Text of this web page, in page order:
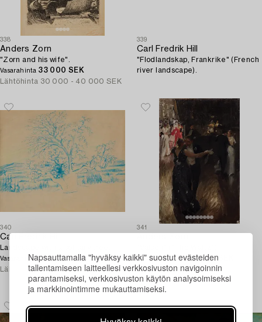
Napsauttamalla "hyväksy kaikki" suostut evästeiden
tallentamiseen laitteellesi verkkosivuston navigoinnin
parantamiseksi, verkkosivuston käytön analysoimiseksi
ja markkinointimme mukauttamiseksi.
338
Anders Zorn
"Zorn and his wife".
Vasarahinta 33 000 SEK
Lähtöhinta 30 000 - 40 000 SEK
339
Carl Fredrik Hill
"Flodlandskap, Frankrike" (French
river landscape).
340
Carl Fredrik Hill
Landscape with a solitary tree.
Vasarahinta65 000 SEK
Lähtöhinta
20 000 - 25 000 SEK
341
Vasarahinta7 200 000 SEK
Lähtöhinta
5 000 000 -
7 000 000 SEK